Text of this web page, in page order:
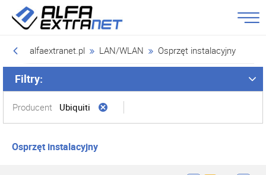
alfaextranet.pl LAN/WLAN Osprzęt instalacyjny
Filtry:
Producent Ubiquiti
Osprzęt instalacyjny